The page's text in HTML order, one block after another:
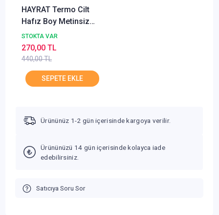
HAYRAT Termo Cilt
Hafız Boy Metinsiz
Muhtasar SADECE
Meal
STOKTA VAR
440,00 TL
270,00 TL
Ürününüz 1-2 gün içerisinde kargoya verilir.
Ürününüzü 14 gün içerisinde kolayca iade
edebilirsiniz.
Satıcıya Soru Sor